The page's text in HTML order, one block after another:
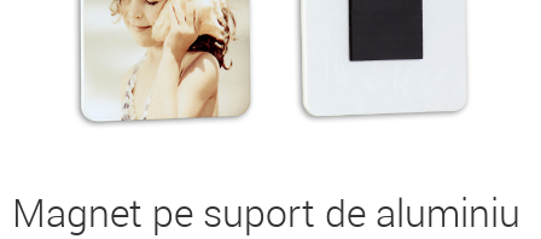
Magnet pe suport de aluminiu